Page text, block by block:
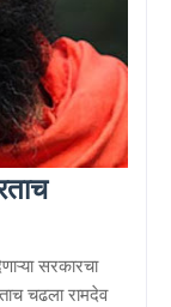
सरकारचा
चढला रामदेव